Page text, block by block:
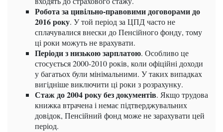
Робота за цивільно-правовими договорами до
2016 року. У той період за ЦПД часто не
сплачувалися внески до Пенсійного фонду, тому
ці роки можуть не врахувати.
Періоди з низькою зарплатою. Особливо це
стосується 2000-2010 років, коли офіційні доходи
у багатьох були мінімальними. У таких випадках
вигідніше виключити ці роки з розрахунку.
Стаж до 2004 року без документів. Якщо трудова
книжка втрачена і немає підтверджувальних
довідок, Пенсійний фонд може не зарахувати цей
період.